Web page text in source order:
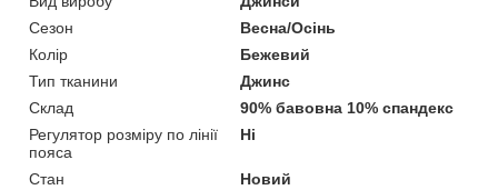
Сезон
Весна/Осінь
Колір
Бежевий
Тип тканини
Джинс
Склад
90% бавовна 10% спандекс
Регулятор розміру по лінії
пояса
Ні
Стан
Новий